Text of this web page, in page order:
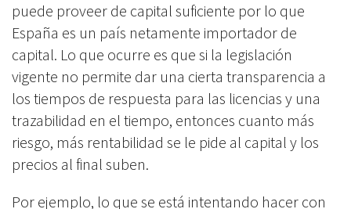
puede proveer de capital suficiente por lo que
España es un país netamente importador de
capital. Lo que ocurre es que si la legislación
vigente no permite dar una cierta transparencia a
los tiempos de respuesta para las licencias y una
trazabilidad en el tiempo, entonces cuanto más
riesgo, más rentabilidad se le pide al capital y los
precios al final suben.
Por ejemplo, lo que se está intentando hacer con